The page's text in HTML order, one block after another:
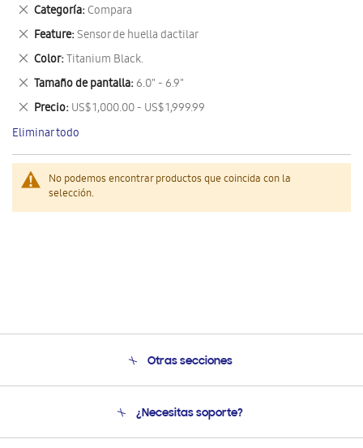
No podemos encontrar productos que coincida con la
selección.
Categoría Compara
Eliminar
este
artículo
Feature Sensor de huella dactilar
Eliminar
este
artículo
Color Titanium Black.
Eliminar
este
artículo
Tamaño de pantalla 6.0" - 6.9"
Eliminar
este
artículo
Precio US$ 1,000.00 - US$ 1,999.99
Eliminar
este
artículo
Eliminar todo
Otras secciones
Soporte
¿Necesitas soporte?